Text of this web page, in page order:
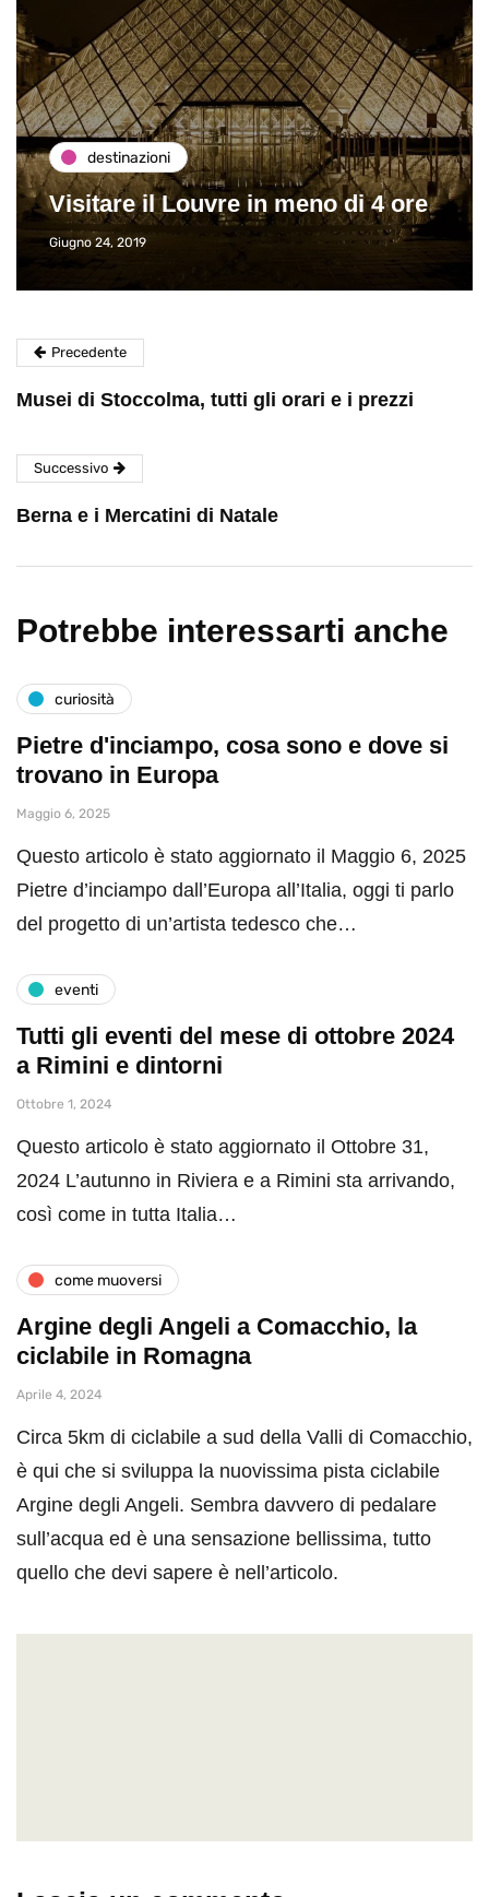
destinazioni
Visitare il Louvre in meno di 4 ore
Giugno 24, 2019
Precedente
Musei di Stoccolma, tutti gli orari e i prezzi
Successivo
Berna e i Mercatini di Natale
Potrebbe interessarti anche
curiosità
Pietre d'inciampo, cosa sono e dove si
trovano in Europa
Maggio 6, 2025
Questo articolo è stato aggiornato il Maggio 6, 2025
Pietre d’inciampo dall’Europa all’Italia, oggi ti parlo
del progetto di un’artista tedesco che…
eventi
Tutti gli eventi del mese di ottobre 2024
a Rimini e dintorni
Ottobre 1, 2024
Questo articolo è stato aggiornato il Ottobre 31,
2024 L’autunno in Riviera e a Rimini sta arrivando,
così come in tutta Italia…
come muoversi
Argine degli Angeli a Comacchio, la
ciclabile in Romagna
Aprile 4, 2024
Circa 5km di ciclabile a sud della Valli di Comacchio,
è qui che si sviluppa la nuovissima pista ciclabile
Argine degli Angeli. Sembra davvero di pedalare
sull’acqua ed è una sensazione bellissima, tutto
quello che devi sapere è nell’articolo.